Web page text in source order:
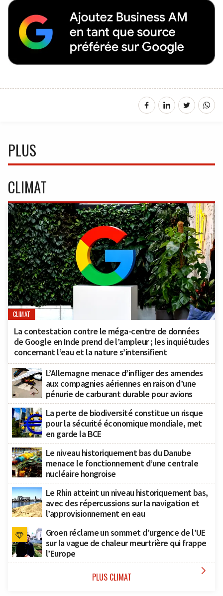
PLUS
CLIMAT
CLIMAT
La contestation contre le méga-centre de données
de Google en Inde prend de l’ampleur ; les inquiétudes
concernant l’eau et la nature s’intensifient
L’Allemagne menace d’infliger des amendes
aux compagnies aériennes en raison d’une
pénurie de carburant durable pour avions
La perte de biodiversité constitue un risque
pour la sécurité économique mondiale, met
en garde la BCE
Le niveau historiquement bas du Danube
menace le fonctionnement d’une centrale
nucléaire hongroise
Le Rhin atteint un niveau historiquement bas,
avec des répercussions sur la navigation et
l’approvisionnement en eau
Groen réclame un sommet d’urgence de l’UE
sur la vague de chaleur meurtrière qui frappe
l’Europe
PLUS CLIMAT 